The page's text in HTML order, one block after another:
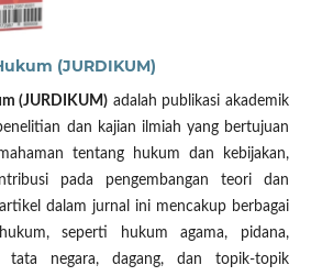
(JURDIKUM)
(JURDIKUM) adalah publikasi akademik
dan kajian ilmiah yang bertujuan
tentang hukum dan kebijakan,
pada pengembangan teori dan
dalam jurnal ini mencakup berbagai
seperti hukum agama, pidana,
tata negara, dagang, dan topik-topik